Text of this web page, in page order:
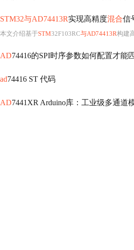
STM32与AD74413R实现高精度混合信
本文介绍基于STM32F103RC与AD74413R构建
AD74416的SPI时序参数如何配置才能
ad74416 ST 代码
AD7441XR Arduino库：工业级多通道